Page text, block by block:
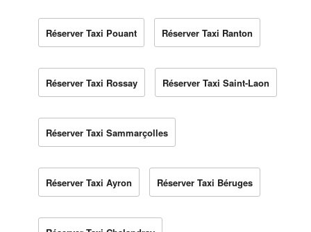
Réserver Taxi Pouant Réserver Taxi Ranton
Réserver Taxi Rossay Réserver Taxi Saint-Laon
Réserver Taxi Sammarçolles
Réserver Taxi Ayron Réserver Taxi Béruges